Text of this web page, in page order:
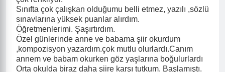
Sınıfta çok çalışkan olduğumu belli etmez, yazılı ,sözlü
sınavlarına yüksek puanlar alırdım.
Öğretmenlerimi. Şaşırtırdım.
Özel günlerinde anne ve babama şiir okurdum
,kompozisyon yazardım.çok mutlu olurlardı.Canım
annem ve babam okurken göz yaşlarına boğulurlardı
Orta okulda biraz daha şiire karşı tutkum. Başlamıştı.